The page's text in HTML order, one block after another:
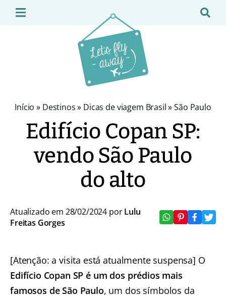
Início » Destinos» Dicas de viagem Brasil»São Paulo
Edifício Copan SP:
vendo São Paulo
do alto
Atualizado em 28/02/2024 porLulu
Freitas Gorges
[Atenção: a visita está atualmente suspensa] O
Edifício Copan SP é um dos prédios mais
famosos de São Paulo, um dos símbolos da